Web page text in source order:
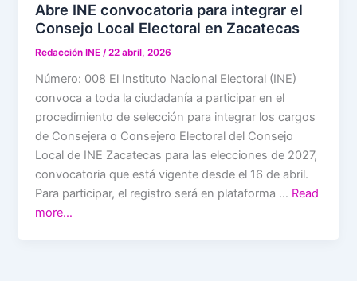
Abre INE convocatoria para integrar el
Consejo Local Electoral en Zacatecas
Redacción INE/22 abril, 2026
Número: 008 El Instituto Nacional Electoral (INE)
convoca a toda la ciudadanía a participar en el
procedimiento de selección para integrar los cargos
de Consejera o Consejero Electoral del Consejo
Local de INE Zacatecas para las elecciones de 2027,
convocatoria que está vigente desde el 16 de abril.
Para participar, el registro será en plataforma … Read
more…